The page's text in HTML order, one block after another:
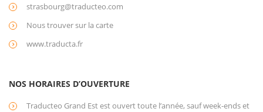
strasbourg@traducteo.com
Nous trouver sur la carte
www.traducta.fr
NOS HORAIRES D’OUVERTURE
Traducteo Grand Est est ouvert toute l’année, sauf week-ends et